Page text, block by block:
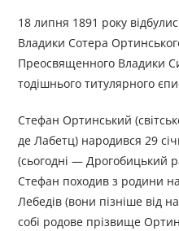
18 липня 1891 року
Владики Сотера
Преосвященного Владики
тодішнього титулярного
Стефан Ортинський
де Лабетц) народився 29
(сьогодні — Дрогобицький
Стефан походив з родини
Лебедів (вони пізніше від
собі родове прізвище